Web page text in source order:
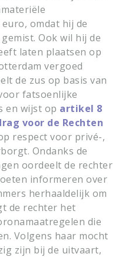
omdat hij de
Ook wil hij de
laten plaatsen op
vergoed
de zus op basis van
fatsoenlijke
en wijst op artikel 8
voor de Rechten
respect voor privé-,
Ondanks de
oordeelt de rechter
informeren over
herhaaldelijk om
de rechter het
die
Volgens haar mocht
zijn bij de uitvaart,